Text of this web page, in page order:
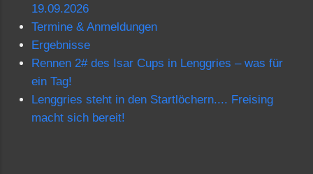
19.09.2026
Termine & Anmeldungen
Ergebnisse
Rennen 2# des Isar Cups in Lenggries – was für
ein Tag!
Lenggries steht in den Startlöchern.... Freising
macht sich bereit!